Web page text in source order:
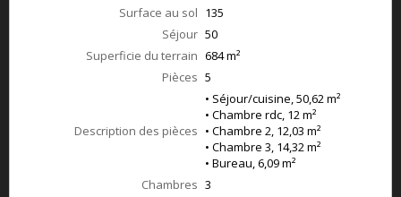
Surface au sol 135
Séjour 50
Superficie du terrain 684 m²
Pièces 5
Description des pièces
• Séjour/cuisine, 50,62 m²
• Chambre rdc, 12 m²
• Chambre 2, 12,03 m²
• Chambre 3, 14,32 m²
• Bureau, 6,09 m²
Chambres 3